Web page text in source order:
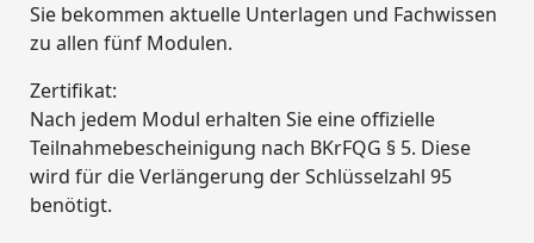
Sie bekommen aktuelle Unterlagen und Fachwissen
zu allen fünf Modulen.
Zertifikat:
Nach jedem Modul erhalten Sie eine offizielle
Teilnahmebescheinigung nach BKrFQG § 5. Diese
wird für die Verlängerung der Schlüsselzahl 95
benötigt.